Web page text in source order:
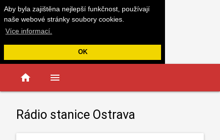
Aby byla zajištěna nejlepší funkčnost, používají
naše webové stránky soubory cookies.
Více informací.
OK
home menu
Rádio stanice Ostrava